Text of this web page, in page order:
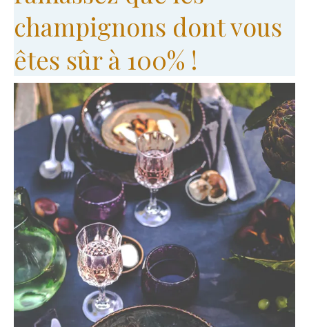
champignons dont vous
êtes sûr à 100% !